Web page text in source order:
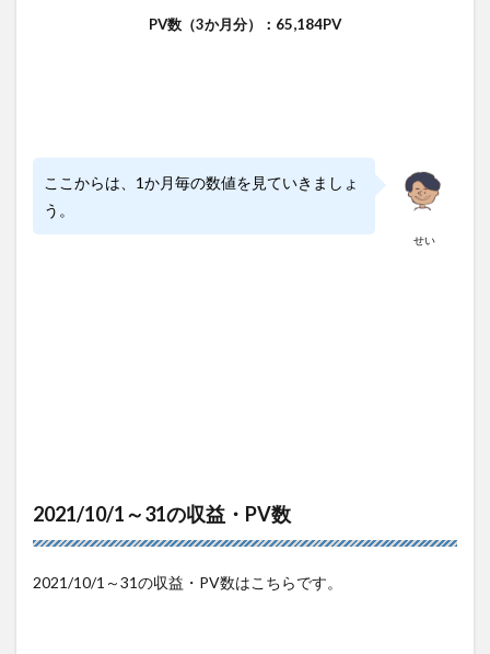
PV数（3か月分）：65,184PV
せい
ここからは、1か月毎の数値を見ていきましょ
う。
2021/10/1～31の収益・PV数
2021/10/1～31の収益・PV数はこちらです。